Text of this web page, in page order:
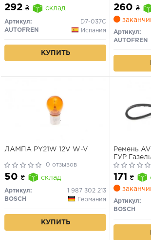
Magentis /Nissan Almera,
Juke, Micra /Subaru Forester,
Legacy /Toyota Corolla 02-07
(Lucas 10mm)
292 ₴ склад
Артикул:
D7-037C
AUTOFREN
Испания
КУПИТЬ
(W126)
260 ₴
Артикул:
AUTOFREN
ЛАМПА PY21W 12V W-V
0 отзывов
50 ₴ склад
Артикул:
1 987 302 213
BOSCH
Германия
КУПИТЬ
Ремень
ГУР
Bosch)
171 ₴
Артикул:
BOSCH